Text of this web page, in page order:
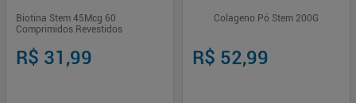
Biotina Stem 45Mcg 60
Comprimidos Revestidos
R$ 31,99
Colageno Pó Stem 200G
R$ 52,99